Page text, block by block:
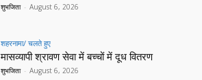
शुभजिता - August 6, 2026
शहरनामा/ चलते हुए
मासव्यापी श्रावण सेवा में बच्चों में दूध वितरण
शुभजिता - August 6, 2026